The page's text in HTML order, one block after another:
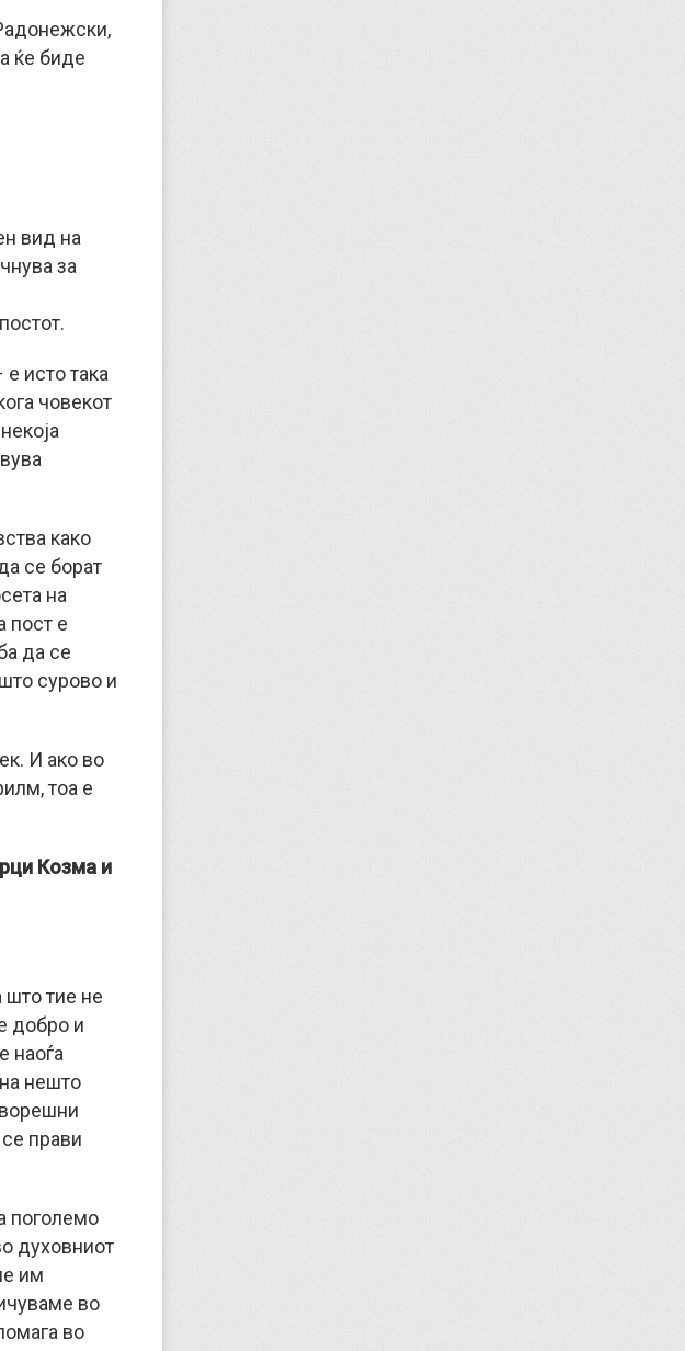
ќе биде
вид на
за
исто така
човекот
како
се борат
на
пост е
да се
сурово и
И ако во
тоа е
Козма и
што тие не
добро и
наоѓа
нешто
прави
поголемо
духовниот
им
во
во